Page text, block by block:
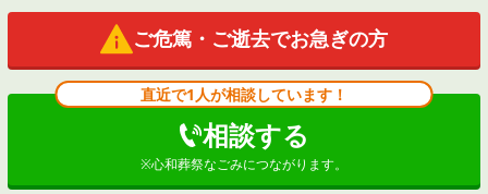
ご危篤・ご逝去でお急ぎの方
直近で1人が相談しています！
相談する
※心和葬祭なごみにつながります。